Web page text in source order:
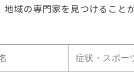
地域の専門家を見つけること